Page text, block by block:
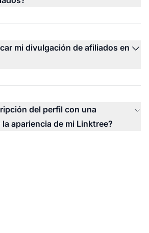
mi divulgación de afiliados en
del perfil con una
apariencia de mi Linktree?